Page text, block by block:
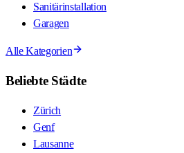
Sanitärinstallation
Garagen
Alle Kategorien
Beliebte Städte
Zürich
Genf
Lausanne